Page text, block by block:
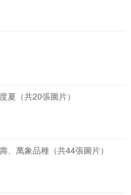
夏（共20張圖片）
、萬象品種（共44張圖片）